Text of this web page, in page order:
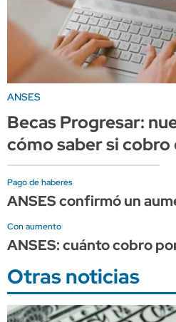
ANSES
Becas Progresar:
cómo saber si
Pago de haberes
ANSES confirmó un
Con aumento
ANSES: cuánto cobro
Otras noticias